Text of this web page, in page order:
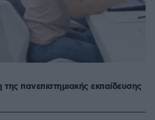
πανεπιστημιακής εκπαίδευσης